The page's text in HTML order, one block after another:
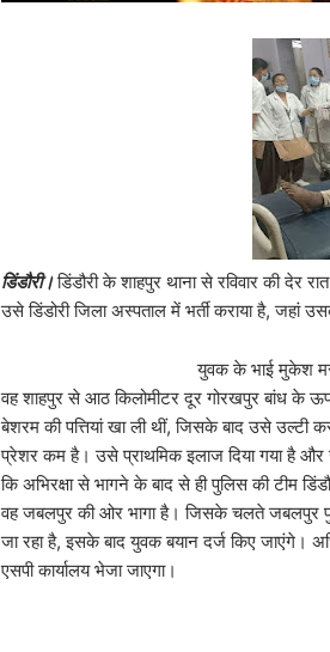
डिंडौरी।डिंडौरी के शाहपुर थाना से रविवार की देर
उसे डिंडोरी जिला अस्पताल में भर्ती कराया है,
युवक के भाई मुकेश मरावी ने बताया कि
वह शाहपुर से आठ किलोमीटर दूर गोरखपुर बांध के
बेशरम की पत्तियां खा ली थीं, जिसके बाद उसे
प्रेशर कम है। उसे प्राथमिक इलाज दिया गया है और
कि अभिरक्षा से भागने के बाद से ही पुलिस की टीम
वह जबलपुर की ओर भागा है। जिसके चलते जबलपुर
जा रहा है, इसके बाद युवक बयान दर्ज किए जाएंगे।
एसपी कार्यालय भेजा जाएगा।